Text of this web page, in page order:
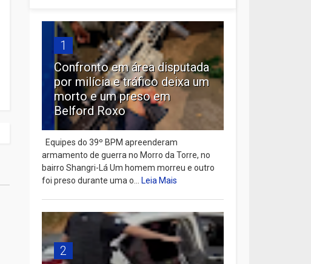
1
Confronto em área disputada
por milícia e tráfico deixa um
morto e um preso em
Belford Roxo
Equipes do 39º BPM apreenderam
armamento de guerra no Morro da Torre, no
bairro Shangri-Lá Um homem morreu e outro
foi preso durante uma o...Leia Mais
2